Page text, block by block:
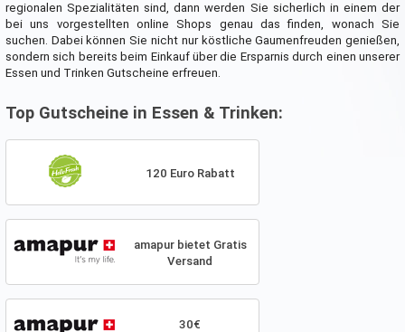
regionalen Spezialitäten sind, dann werden Sie sicherlich in einem der
bei uns vorgestellten online Shops genau das finden, wonach Sie
suchen. Dabei können Sie nicht nur köstliche Gaumenfreuden genießen,
sondern sich bereits beim Einkauf über die Ersparnis durch einen unserer
Essen und Trinken Gutscheine erfreuen.
Top Gutscheine in Essen & Trinken:
120 Euro Rabatt
amapur bietet Gratis
Versand
30€